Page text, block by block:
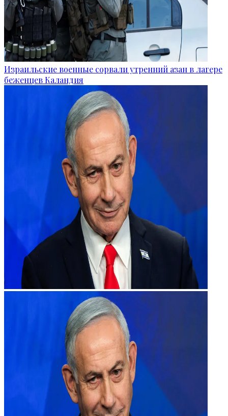
Израильские военные сорвали утренний азан в лагере
беженцев Каландия